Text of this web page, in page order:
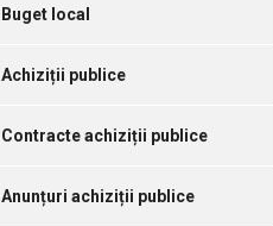
Buget local
Achiziții publice
Contracte achiziții publice
Anunțuri achiziții publice